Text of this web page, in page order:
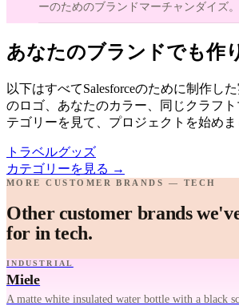
ーのためのブランドマーチャンダイズ。
あなたのブランドでも作
以下はすべてSalesforceのために制作し
のロゴ、あなたのカラー、同じクラフ
テゴリーを見て、プロジェクトを始めま
トラベルグッズ
カテゴリーを見る →
MORE CUSTOMER BRANDS — TECH
Other customer brands
for in tech.
INDUSTRIAL
Miele
A matte white insulated water bottle with a black